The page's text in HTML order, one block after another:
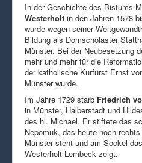
In der Geschichte des Bistums
Westerholt in den Jahren 1578
wurde wegen seiner
Bildung als Domscholaster
Münster. Bei der Neubesetzung
mehr und mehr für die
der katholische Kurfürst Ernst
Münster wurde.
Im Jahre 1729 starb Friedrich
in Münster, Halberstadt und
des hl. Michael. Er stiftete das
Nepomuk, das heute noch
Münster steht und am Sockel
Westerholt-Lembeck zeigt.